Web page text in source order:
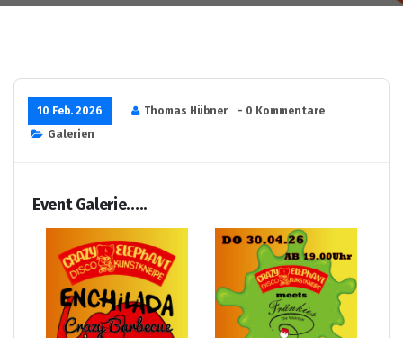
10 Feb. 2026 Thomas Hübner
- 0 Kommentare
Galerien
Event Galerie…..